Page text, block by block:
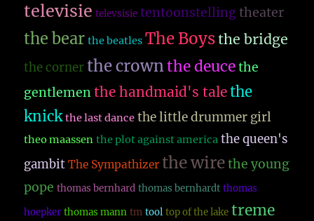
televisie televsisie tentoonstelling theater
the bear the beatles The Boysthe bridge
the corner the crownthe deuce the
gentlemen the handmaid's talethe
knick the last dance the little drummer girl
theo maassen the plot against america the queen's
gambit The Sympathizer the wire the young
pope thomas bernhard thomas bernhardt thomas
hoepker thomas mann tm tool top of the lake treme